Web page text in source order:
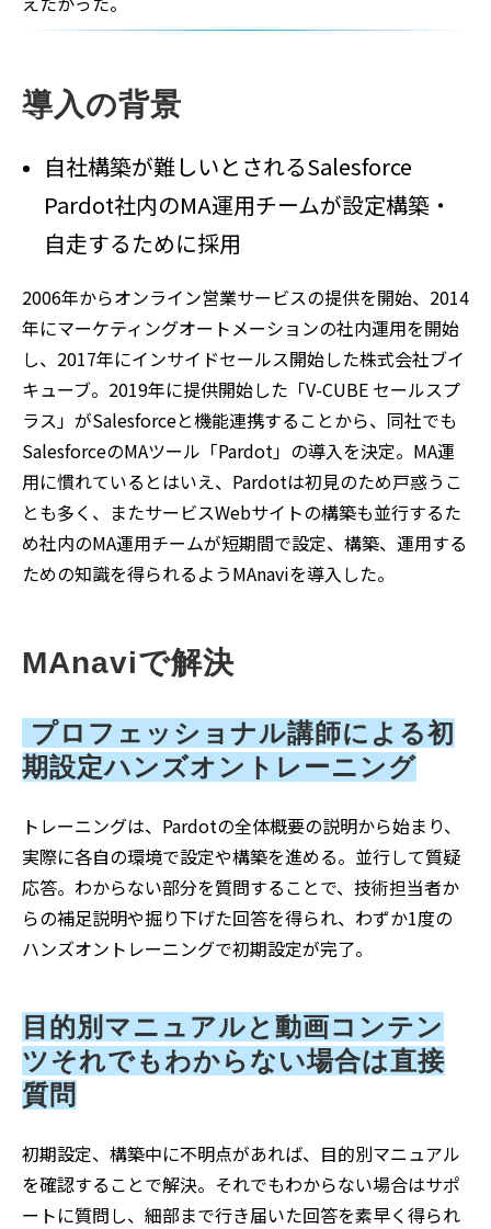
導入の背景
自社構築が難しいとされるSalesforce
Pardot社内のMA運用チームが設定構築・
自走するために採用
2006年からオンライン営業サービスの提供を開始、2014
年にマーケティングオートメーションの社内運用を開始
し、2017年にインサイドセールス開始した株式会社ブイ
キューブ。2019年に提供開始した「V-CUBE セールスプ
ラス」がSalesforceと機能連携することから、同社でも
SalesforceのMAツール「Pardot」の導入を決定。MA運
用に慣れているとはいえ、Pardotは初見のため戸惑うこ
とも多く、またサービスWebサイトの構築も並行するた
め社内のMA運用チームが短期間で設定、構築、運用する
ための知識を得られるようMAnaviを導入した。
MAnaviで解決
期設定ハンズオントレーニング
トレーニングは、Pardotの全体概要の説明から始まり、
実際に各自の環境で設定や構築を進める。並行して質疑
応答。わからない部分を質問することで、技術担当者か
らの補足説明や掘り下げた回答を得られ、わずか1度の
ハンズオントレーニングで初期設定が完了。
目的別マニュアルと動画コンテン
ツそれでもわからない場合は直接
質問
初期設定、構築中に不明点があれば、目的別マニュアル
を確認することで解決。それでもわからない場合はサポ
ートに質問し、細部まで行き届いた回答を素早く得られ